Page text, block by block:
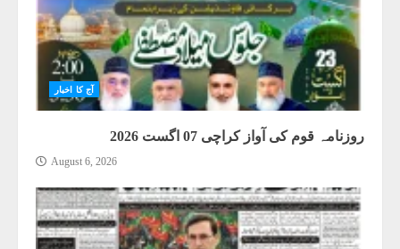
آج کا اخبار
روزنامہ قوم کی آواز کراچی 07 اگست 2026
August 6, 2026